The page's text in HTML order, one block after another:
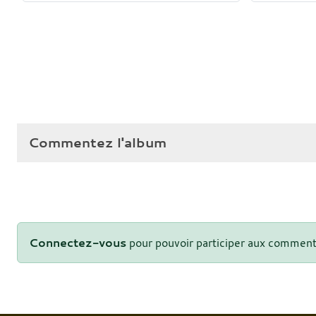
Commentez l'album
Connectez-vous pour pouvoir participer aux